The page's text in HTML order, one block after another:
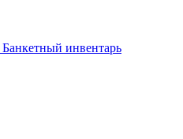
Банкетный инвентарь